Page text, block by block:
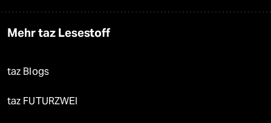
Mehr taz Lesestoff
taz Blogs
taz FUTURZWEI